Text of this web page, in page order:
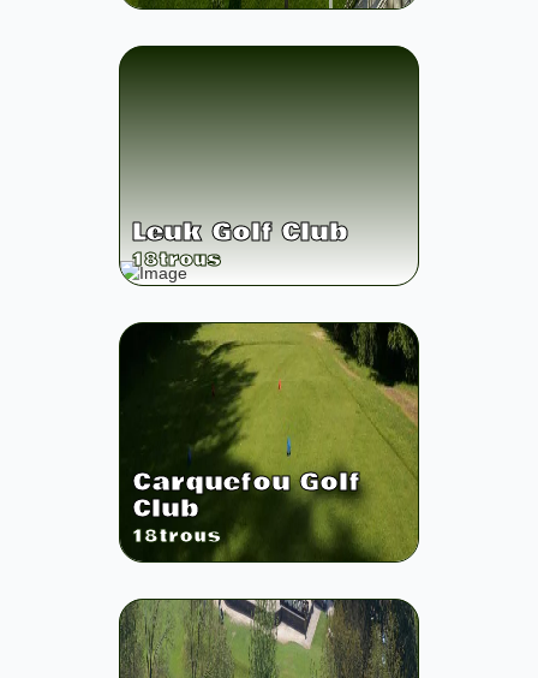
Leuk Golf Club
18trous
Carquefou Golf
Club
18trous